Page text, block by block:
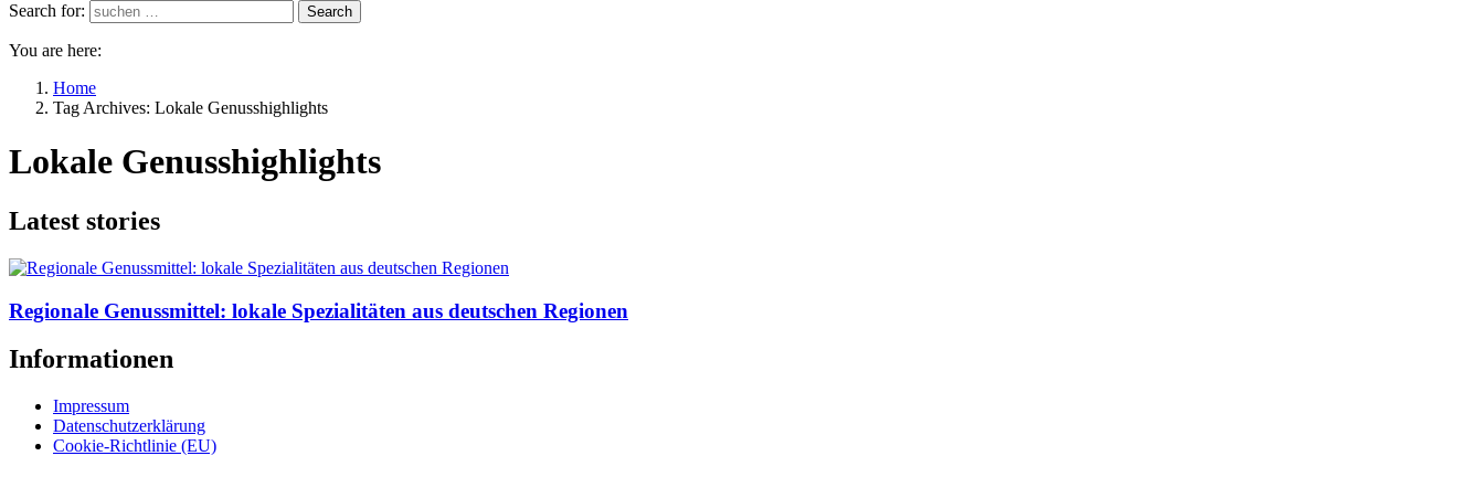
Search for:
Search
You are here:
Home
Tag Archives: Lokale Genusshighlights
Lokale Genusshighlights
Latest stories
Regionale Genussmittel: lokale Spezialitäten aus deutschen Regionen
Informationen
Impressum
Datenschutzerklärung
Cookie-Richtlinie (EU)